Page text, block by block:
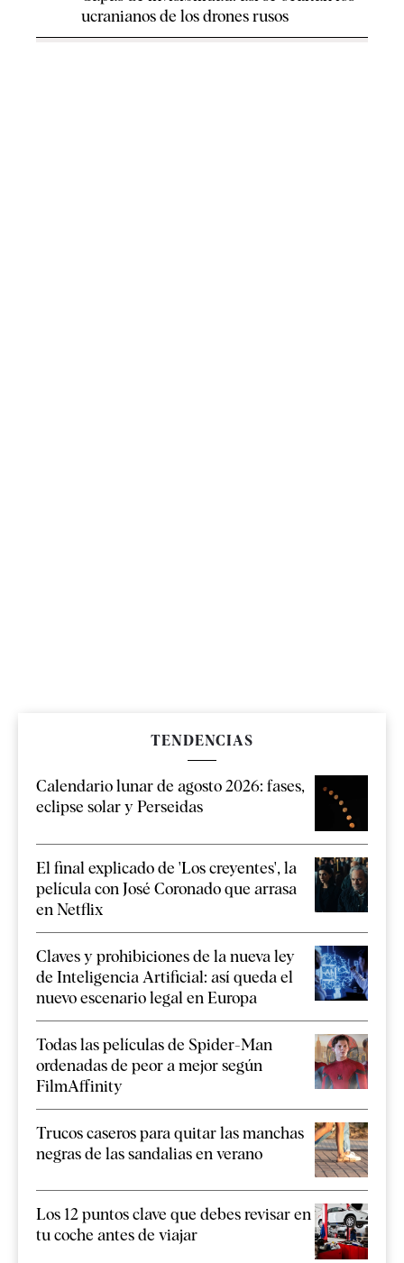
ucranianos de los drones rusos
TENDENCIAS
Calendario lunar de agosto 2026: fases,
eclipse solar y Perseidas
El final explicado de 'Los creyentes', la
película con José Coronado que arrasa
en Netflix
Claves y prohibiciones de la nueva ley
de Inteligencia Artificial: así queda el
nuevo escenario legal en Europa
Todas las películas de Spider-Man
ordenadas de peor a mejor según
FilmAffinity
Trucos caseros para quitar las manchas
negras de las sandalias en verano
Los 12 puntos clave que debes revisar en
tu coche antes de viajar